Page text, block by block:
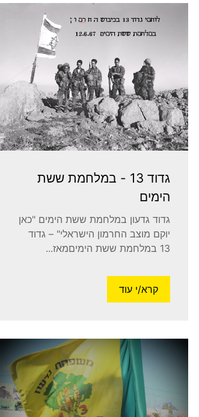
גדוד 13 - במלחמת ששת
הימים
גדוד גדעון במלחמת ששת הימים "כאן
יוקם מוצב החרמון הישראלי" – גדוד
13 במלחמת ששת הימיםמאז...
קרא/י עוד